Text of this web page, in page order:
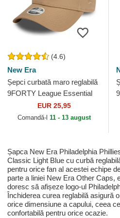
(4.6)
New Era
Șepci curbată maro reglabilă
9FORTY League Essential
de New York Yankees MLB
de New Era
EUR 25,95
Comandă-l 11 - 13 august
Șapca New Era Philadelphia
Classic Light Blue cu curbă
pentru orice fan al acestei echipe
parte a liniei New Era Other Caps,
doresc să afișeze logo-ul
Închiderea curea reglabilă asigură
orice dimensiune a capului, ceea
confortabilă pentru orice ocazie.